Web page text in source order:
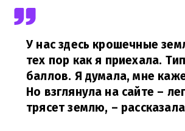
У нас здесь крошечные
тех пор как я приехала.
баллов. Я думала, мне
Но взглянула на сайте –
трясет землю, –